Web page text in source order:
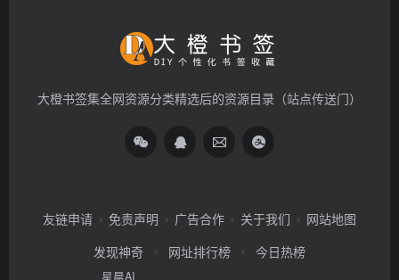
大橙书签集全网资源分类精选后的资源目录（站点传送门）
友链申请 免责声明 广告合作 关于我们
网站地图
发现神奇
星晨AI
网址排行榜 今日热榜